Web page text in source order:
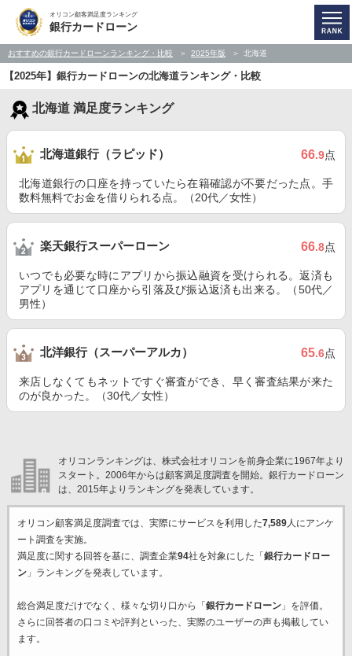
オリコン顧客満足度ランキング
銀行カードローン
おすすめの銀行カードローンランキング・比較 2025年版 北海道
【2025年】銀行カードローンの北海道ランキング・比較
北海道 満足度ランキング
北海道銀行（ラピッド） 66.9点
北海道銀行の口座を持っていたら在籍確認が不要だった点。手
数料無料でお金を借りられる点。（20代／女性）
楽天銀行スーパーローン 66.8点
いつでも必要な時にアプリから振込融資を受けられる。返済も
アプリを通じて口座から引落及び振込返済も出来る。（50代／
男性）
北洋銀行（スーパーアルカ） 65.6点
来店しなくてもネットですぐ審査ができ、早く審査結果が来た
のが良かった。（30代／女性）
オリコンランキングは、株式会社オリコンを前身企業に1967年より
スタート。2006年からは顧客満足度調査を開始。銀行カードローン
は、2015年よりランキングを発表しています。
オリコン顧客満足度調査では、実際にサービスを利用した7,589人にアンケ
ート調査を実施。
満足度に関する回答を基に、調査企業94社を対象にした「 銀行カードロー
ン」ランキングを発表しています。
総合満足度だけでなく、様々な切り口から「 銀行カードローン」を評価。
さらに回答者の口コミや評判といった、実際のユーザーの声も掲載してい
ます。